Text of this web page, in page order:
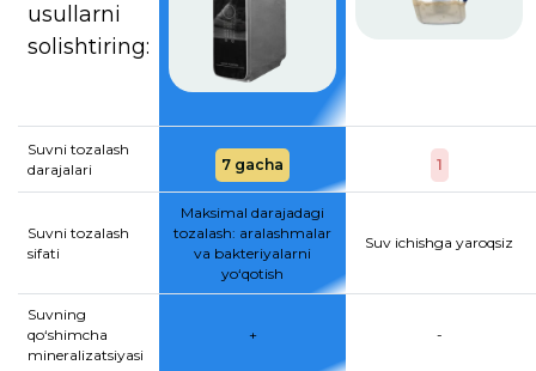
usullarni
solishtiring:
Suvni tozalash
darajalari
7 gacha 1
Suvni tozalash
sifati
Maksimal darajadagi
tozalash: aralashmalar
va bakteriyalarni
yo‘qotish
Suv ichishga yaroqsiz
Suvning
qo‘shimcha
mineralizatsiyasi
+ -